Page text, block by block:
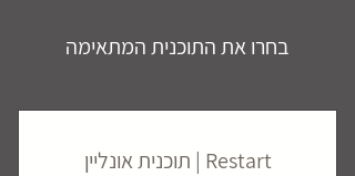
בחרו את התוכנית המתאימה
Restart | תוכנית אונליין